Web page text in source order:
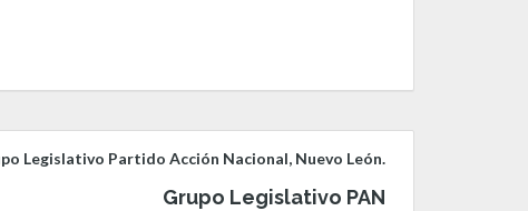
Legislativo Partido Acción Nacional, Nuevo León.
Grupo Legislativo PAN